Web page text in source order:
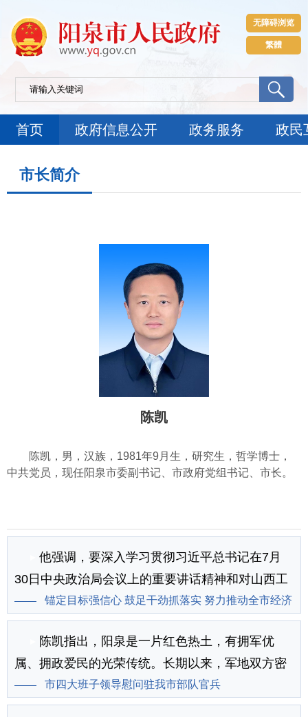
无障碍浏览
繁體
首页 政府信息公开 政务服务 政民
市长简介
陈凯
陈凯，男，汉族，1981年9月生，研究生，哲学博士，
中共党员，现任阳泉市委副书记、市政府党组书记、市长。
他强调，要深入学习贯彻习近平总书记在7月
30日中央政治局会议上的重要讲话精神和对山西工
作的重要讲话重要指示精神... [详情]
锚定目标强信心 鼓足干劲抓落实 努力推动全市经济
持续向新向优向好发展
陈凯指出，阳泉是一片红色热土，有拥军优
属、拥政爱民的光荣传统。长期以来，军地双方密
切联动，携手共建，巩固发... [详情]
市四大班子领导慰问驻我市部队官兵